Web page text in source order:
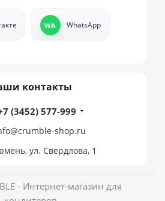
WhatsApp
контакты
(3452) 577-999
shop.ru
ул. Свердлова, 1
- Интернет-магазин для